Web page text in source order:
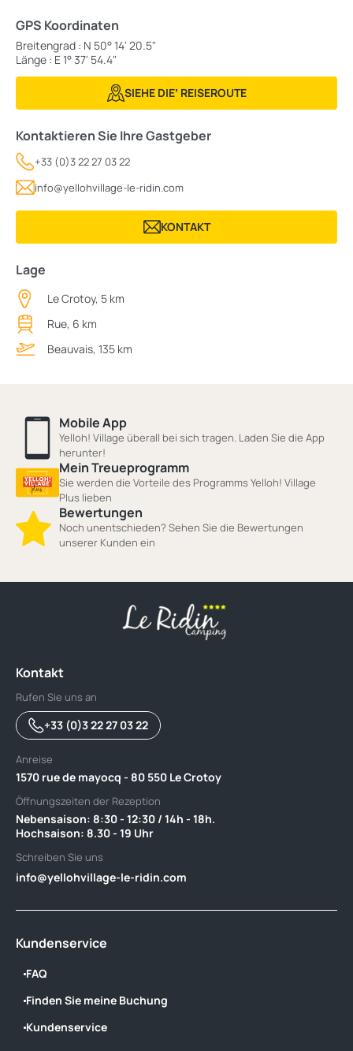
GPS Koordinaten
Breitengrad : N 50° 14' 20.5"
Länge : E 1° 37' 54.4"
SIEHE DIEʼ REISEROUTE
Kontaktieren Sie Ihre Gastgeber
+33 (0)3 22 27 03 22
info@yellohvillage-le-ridin.com
KONTAKT
Lage
Le Crotoy, 5 km
Rue, 6 km
Beauvais, 135 km
Mobile App
Yelloh! Village überall bei sich tragen. Laden Sie die App
herunter!
Mein Treueprogramm
Sie werden die Vorteile des Programms Yelloh! Village
Plus lieben
Bewertungen
Noch unentschieden? Sehen Sie die Bewertungen
unserer Kunden ein
Kontakt
Rufen Sie uns an
+33 (0)3 22 27 03 22
Anreise
1570 rue de mayocq - 80 550 Le Crotoy
Öffnungszeiten der Rezeption
Nebensaison: 8:30 - 12:30 / 14h - 18h. ‎ ‎ ‎ ‎ ‎ ‎ ‎ ‎ ‎ ‎ ‎ ‎ ‎ ‎ ‎ ‎ ‎ ‎ ‎ ‎ ‎ ‎ ‎ ‎ ‎ ‎ ‎ ‎ ‎ ‎ ‎
Hochsaison: 8.30 - 19 Uhr
Schreiben Sie uns
info@yellohvillage-le-ridin.com
Kundenservice
FAQ
Finden Sie meine Buchung
Kundenservice